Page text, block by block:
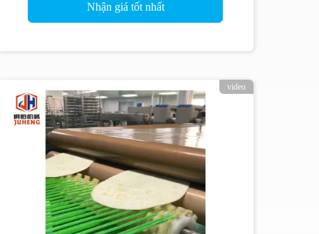
Nhận giá tốt nhất
video